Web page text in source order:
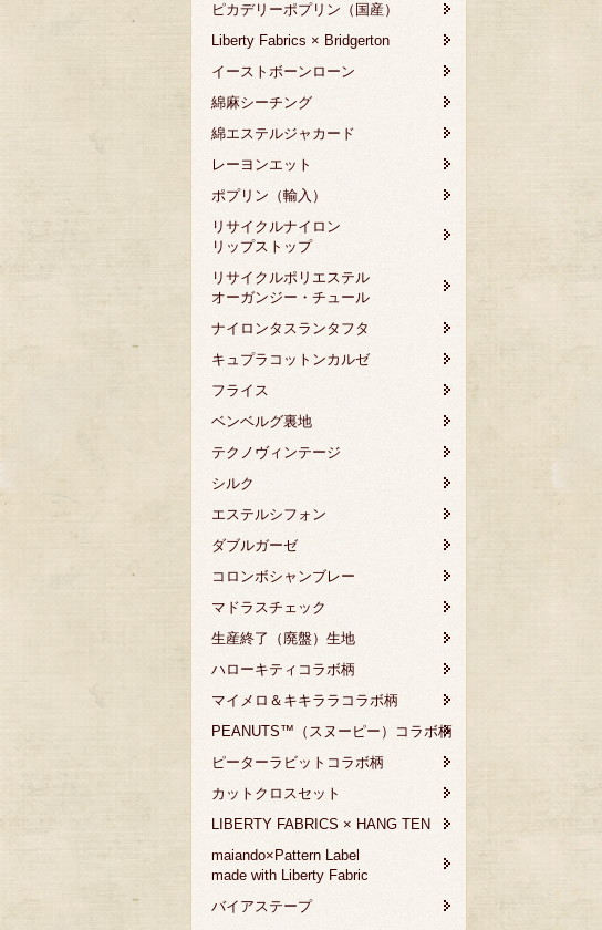
ピカデリーポプリン（国産）
Liberty Fabrics × Bridgerton
イーストボーンローン
綿麻シーチング
綿エステルジャカード
レーヨンエット
ポプリン（輸入）
リサイクルナイロン
リップストップ
リサイクルポリエステル
オーガンジー・チュール
ナイロンタスランタフタ
キュプラコットンカルゼ
フライス
ベンベルグ裏地
テクノヴィンテージ
シルク
エステルシフォン
ダブルガーゼ
コロンボシャンブレー
マドラスチェック
生産終了（廃盤）生地
ハローキティコラボ柄
マイメロ＆キキララコラボ柄
PEANUTS™（スヌーピー）コラボ柄
ピーターラビットコラボ柄
カットクロスセット
LIBERTY FABRICS × HANG TEN
maiando×Pattern Label
made with Liberty Fabric
バイアステープ